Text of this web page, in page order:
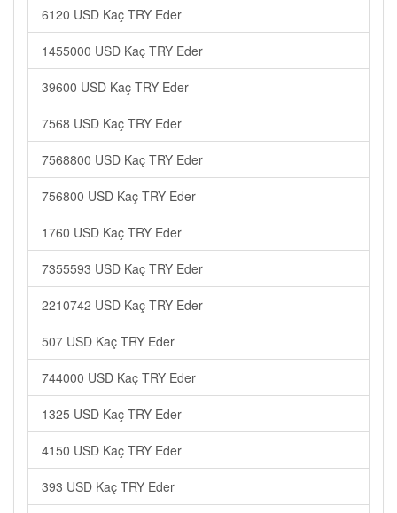
6120 USD Kaç TRY Eder
1455000 USD Kaç TRY Eder
39600 USD Kaç TRY Eder
7568 USD Kaç TRY Eder
7568800 USD Kaç TRY Eder
756800 USD Kaç TRY Eder
1760 USD Kaç TRY Eder
7355593 USD Kaç TRY Eder
2210742 USD Kaç TRY Eder
507 USD Kaç TRY Eder
744000 USD Kaç TRY Eder
1325 USD Kaç TRY Eder
4150 USD Kaç TRY Eder
393 USD Kaç TRY Eder